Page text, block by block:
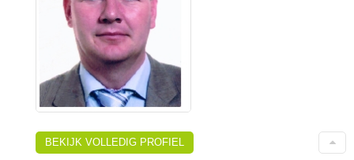
BEKIJK VOLLEDIG PROFIEL